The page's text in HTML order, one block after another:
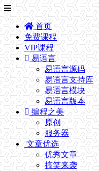
首页
免费课程
VIP课程
易语言
易语言源码
易语言支持库
易语言模块
易语言版本
编程之美
原创
服务器
文章优选
优秀文章
搞笑来袭